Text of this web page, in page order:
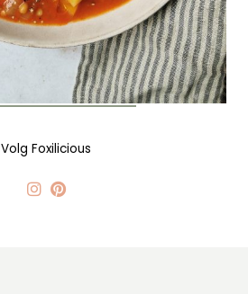
Volg Foxilicious